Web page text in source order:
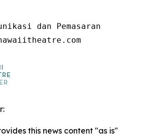
dan Pemasaran
this news content "as is"